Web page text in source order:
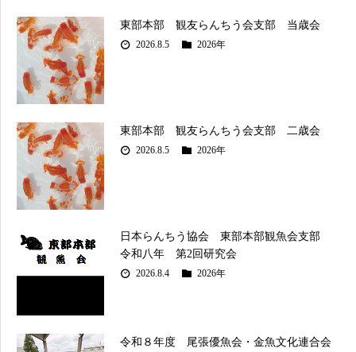
東部本部 観友らんちう会支部 当歳会
2026.8.5 2026年
東部本部 観友らんちう会支部 二歳会
2026.8.5 2026年
日本らんちう協会 東部本部観魚会支部
令和八年 第2回研究会
2026.8.4 2026年
令和８年度 尾張優魚会・金魚文化連合会